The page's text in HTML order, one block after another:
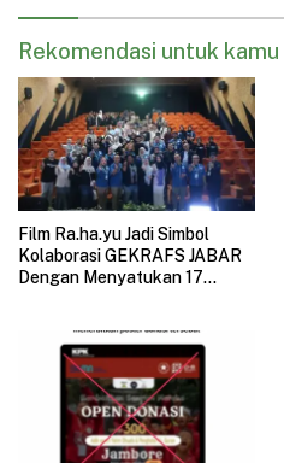
Rekomendasi untuk kamu
Film Ra.ha.yu Jadi Simbol
Kolaborasi GEKRAFS JABAR
Dengan Menyatukan 17